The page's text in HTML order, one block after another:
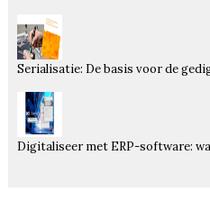
Serialisatie: De basis voor de
Digitaliseer met ERP-software: